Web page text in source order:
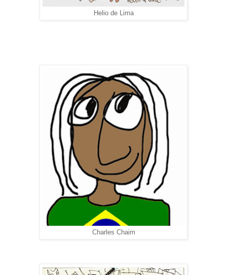
Helio de Lima
Charles Chaim